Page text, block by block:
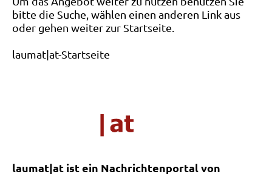
bitte die Suche, wählen einen anderen Link aus
oder gehen weiter zur Startseite.
laumat|at-Startseite
laumat|at ist ein Nachrichtenportal von